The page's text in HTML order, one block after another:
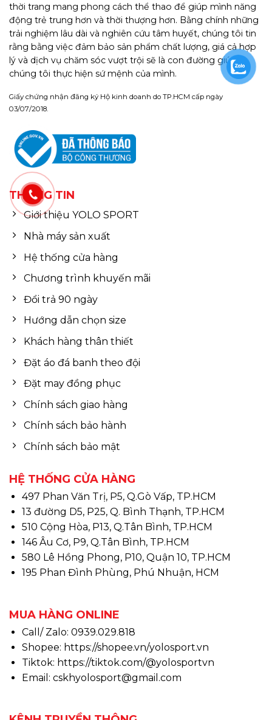
thời trang mang phong cách thể thao để giúp mình năng
động trẻ trung hơn và thời thượng hơn. Bằng chính những
trải nghiệm lâu dài và nghiên cứu tâm huyết, chúng tôi tin
rằng bằng việc đảm bảo sản phẩm chất lượng, giá cả hợp
lý và dịch vụ chăm sóc vượt trội sẽ là con đường giúp
chúng tôi thực hiện sứ mệnh của mình.
Giấy chứng nhận đăng ký Hộ kinh doanh do TP.HCM cấp ngày
03/07/2018.
THÔNG TIN
Giới thiệu YOLO SPORT
Nhà máy sản xuất
Hệ thống cửa hàng
Chương trình khuyến mãi
Đổi trả 90 ngày
Hướng dẫn chọn size
Khách hàng thân thiết
Đặt áo đá banh theo đội
Đặt may đồng phục
Chính sách giao hàng
Chính sách bảo hành
Chính sách bảo mật
HỆ THỐNG CỬA HÀNG
497 Phan Văn Trị, P5, Q.Gò Vấp, TP.HCM
13 đường D5, P25, Q. Bình Thạnh, TP.HCM
510 Cộng Hòa, P13, Q.Tân Bình, TP.HCM
146 Âu Cơ, P9, Q.Tân Bình, TP.HCM
580 Lê Hồng Phong, P10, Quận 10, TP.HCM
195 Phan Đình Phùng, Phú Nhuận, HCM
MUA HÀNG ONLINE
Call/ Zalo: 0939.029.818
Shopee: https://shopee.vn/yolosport.vn
Tiktok: https://tiktok.com/@yolosportvn
Email: cskhyolosport@gmail.com